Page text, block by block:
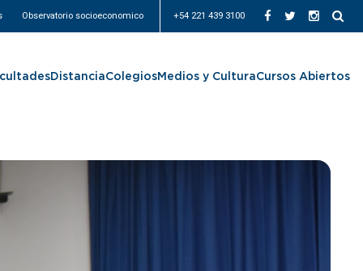
Observatorio socioeconomico +54 221 439 3100
DistanciaColegiosMedios y CulturaCursos Abiertos